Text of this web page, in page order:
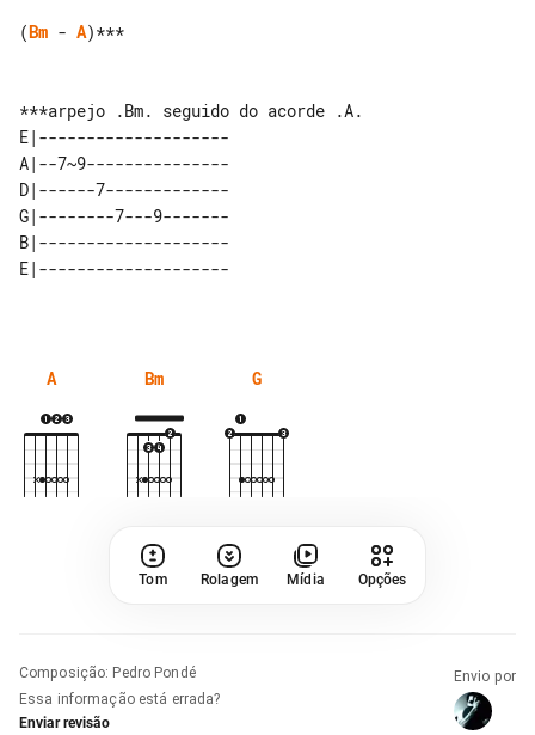
(Bm - A)***
E|--------------------
A|--7~9---------------
D|------7-------------
G|--------7---9-------
B|--------------------
A Bm G
Tom Rolagem Mídia Opções
Composição: Pedro Pondé
Essa informação está errada?
Enviar revisão
Envio por